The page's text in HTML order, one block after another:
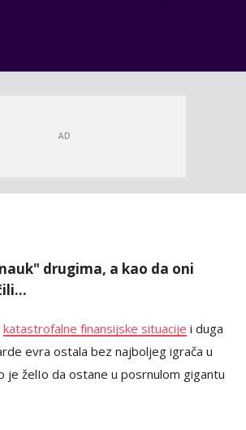
drugima, a kao da oni
katastrofalne finansijske situacije i duga
evra ostala bez najboljeg igrača u
je želIo da ostane u posrnulom gigantu